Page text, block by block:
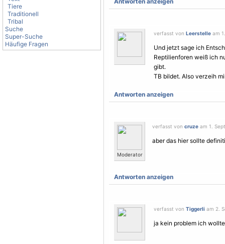
Tiere
Traditionell
Tribal
Suche
Super-Suche
Häufige Fragen
verfasst von Leerstelle am
Und jetzt sage ich
Reptilienforen weiß ich
gibt.
TB bildet. Also verzeih
Antworten anzeigen
Moderator
verfasst von cruze am 1.
aber das hier sollte
Antworten anzeigen
verfasst von Tiggerli am 2.
ja kein problem ich